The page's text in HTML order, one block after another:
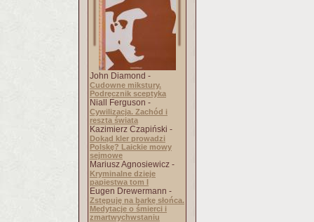
John Diamond -
Cudowne mikstury.
Podręcznik sceptyka
Niall Ferguson -
Cywilizacja. Zachód i
reszta świata
Kazimierz Czapiński -
Dokąd kler prowadzi
Polskę? Laickie mowy
sejmowe
Mariusz Agnosiewicz -
Kryminalne dzieje
papiestwa tom I
Eugen Drewermann -
Zstępuję na barkę słońca.
Medytacje o śmierci i
zmartwychwstaniu